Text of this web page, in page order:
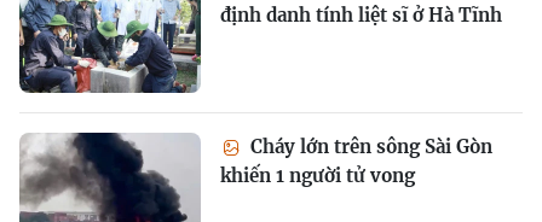
định danh tính liệt sĩ ở Hà Tĩnh
Cháy lớn trên sông Sài Gòn
khiến 1 người tử vong